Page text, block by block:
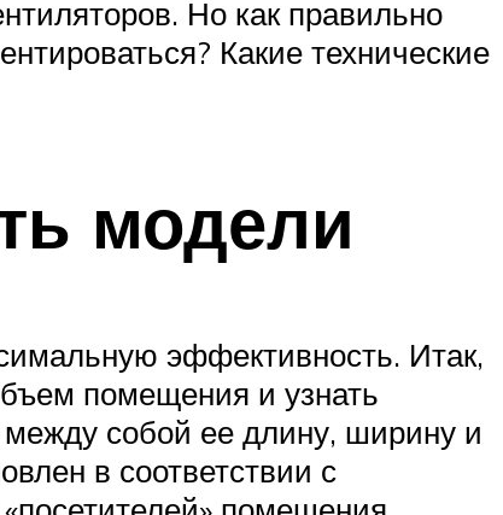
Но как правильно
Какие технические
модели
эффективность. Итак,
помещения и узнать
собой ее длину, ширину и
в соответствии с